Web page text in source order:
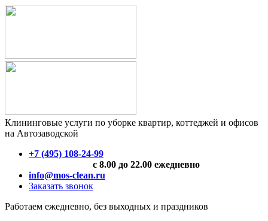
Клининговые услуги по уборке квартир, коттеджей и офисов
на Автозаводской
+7 (495) 108-24-99
с 8.00 до 22.00 ежедневно
info@mos-clean.ru
Заказать звонок
Работаем ежедневно, без выходных и праздников